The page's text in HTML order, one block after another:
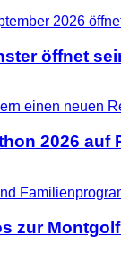
öffnet
2026 auf
zur